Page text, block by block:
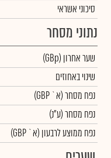
סיכוני אשראי
נתוני מסחר
שער אחרון (GBp)
שינוי באחוזים
נפח מסחר(א` GBP)
נפח מסחר(ע"נ)
נפח ממוצע לרבעון (א` GBP)